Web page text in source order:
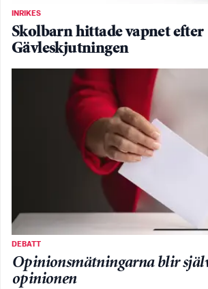
INRIKES
Skolbarn hittade vapnet efter
Gävleskjutningen
DEBATT
Opinionsmätningarna blir
opinionen